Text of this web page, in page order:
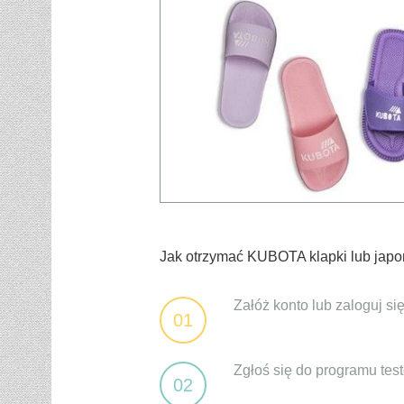
Jak otrzymać KUBOTA klapki lub
01
Załóż konto lub zaloguj
02
Zgłoś się do programu